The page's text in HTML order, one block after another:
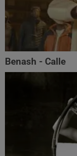
Benash - Calle